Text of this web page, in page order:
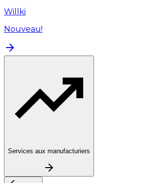
Willki
Nouveau!
Services aux manufacturiers